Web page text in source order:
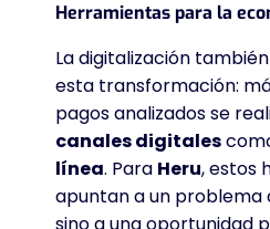
Herramientas para la
La digitalización
esta transformación:
pagos analizados se
canales digitales
línea. Para Heru, estos
apuntan a un problema